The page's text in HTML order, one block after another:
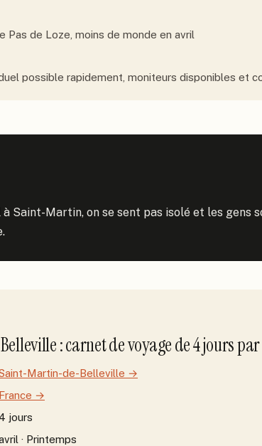
Pas de Loze, moins de monde en avril
possible rapidement, moniteurs disponibles et
Saint-Martin, on se sent pas isolé et les gens
: carnet de voyage de4jourspar
Martin-de-Belleville →
France →
4 jours
· Printemps